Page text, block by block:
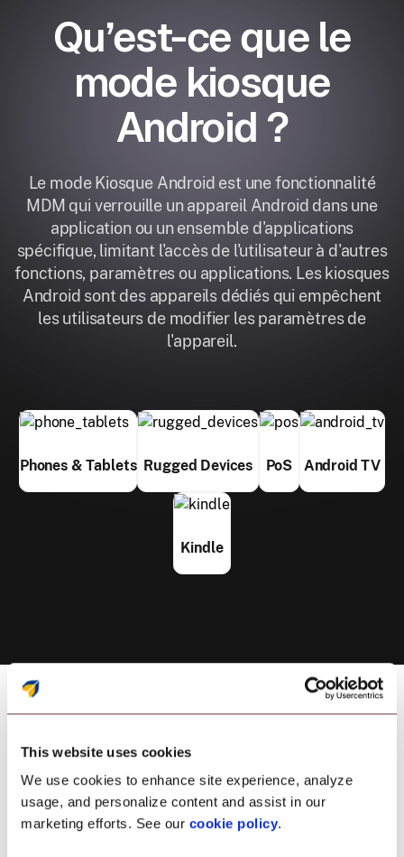
This website uses cookies
We use cookies to enhance site experience, analyze
usage, and personalize content and assist in our
marketing efforts. See our cookie policy.
Qu’est-ce que le
mode kiosque
Android ?
Le mode Kiosque Android est une fonctionnalité
MDM qui verrouille un appareil Android dans une
application ou un ensemble d'applications
spécifique, limitant l'accès de l'utilisateur à d'autres
fonctions, paramètres ou applications. Les kiosques
Android sont des appareils dédiés qui empêchent
les utilisateurs de modifier les paramètres de
l'appareil.
Phones & Tablets Rugged Devices PoS Android TV
Kindle
Gestion des applications